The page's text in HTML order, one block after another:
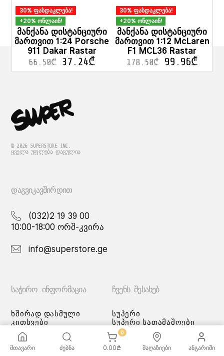
30% ფასდაკლება!
+20% ონლაინ!
მანქანა დისტანციური
მართვით 1:24 Porsche
911 Dakar Rastar
66.50₾ 37.24₾
30% ფასდაკლება!
+20% ონლაინ!
მანქანა დისტანციური
მართვით 1:12 McLaren
F1 MCL36 Rastar
178.50₾ 99.96₾
© 2026 SUPERSTORE INC.
ᲧᲕᲔᲚᲐ ᲣᲤᲚᲔᲑᲐ ᲓᲐᲪᲣᲚᲘᲐ
ᲓᲐᲒᲕᲘᲙᲐᲕᲨᲘᲠᲓᲘᲗ
(032)2 19 39 00
10:00-18:00 ორშ-კვირა
info@superstore.ge
ᲡᲐᲭᲘᲠᲝ ᲘᲜᲤᲝᲠᲛᲐᲪᲘᲐ
ხშირად დასმული
კითხვები
მიწოდების სერვისი
გადახდის მეთოდები
სამომხმარებლო
ᲩᲕᲔᲜᲡ ᲨᲔᲡᲐᲮᲔᲑ
სუპერი
სუპერი სათამაშოები
ჩვენი მაღაზიები
მთავარი ძებნა
0
0.00₾ მაღაზიები ანგარიში